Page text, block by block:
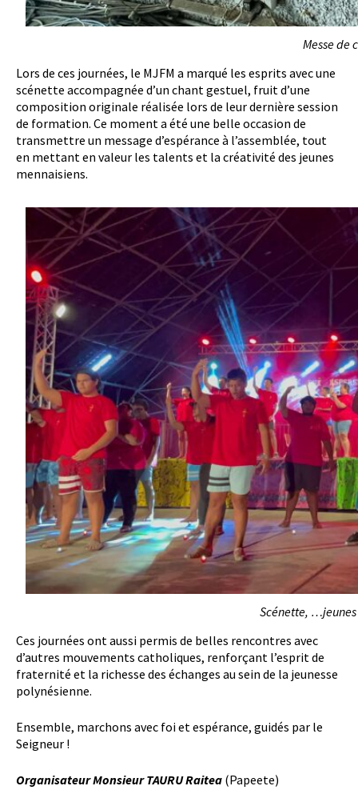
Messe de
Lors de ces journées, le MJFM a marqué les esprits avec une
scénette accompagnée d’un chant gestuel, fruit d’une
composition originale réalisée lors de leur dernière session
de formation. Ce moment a été une belle occasion de
transmettre un message d’espérance à l’assemblée, tout
en mettant en valeur les talents et la créativité des jeunes
mennaisiens.
Scénette,
Ces journées ont aussi permis de belles rencontres avec
d’autres mouvements catholiques, renforçant l’esprit de
fraternité et la richesse des échanges au sein de la jeunesse
polynésienne.
Ensemble, marchons avec foi et espérance, guidés par le
Seigneur !
Organisateur Monsieur TAURU Raitea (Papeete)